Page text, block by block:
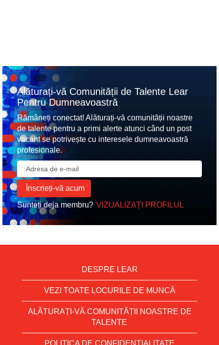
Alăturați-vă Comunității de Talente Lear
Pentru Dumneavoastră
Rămâneți conectat! Alăturați-vă comunității noastre
de talente pentru a primi alerte atunci când un post
vacant se potrivește cu interesele dumneavoastră
profesionale.
Sunteți deja membru? VIZUALIZAȚI PROFILUL
DESPRE LEAR
VEZI TOATE LOCURILE DE MUNCĂ
ALĂTURAȚI-VĂ COMUNITĂȚII NOASTRE DE
TALENTE
POLITICA DE CONFIDENȚIALITATE